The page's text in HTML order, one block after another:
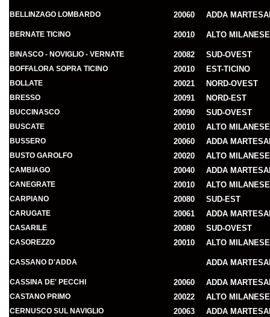
BELLINZAGO LOMBARDO 20060 ADDA
BERNATE TICINO 20010 ALTO MILANESE
BINASCO - NOVIGLIO - VERNATE 20082 SUD-OVEST
BOFFALORA SOPRA TICINO 20010 EST-TICINO
BOLLATE 20021 NORD-OVEST
BRESSO 20091 NORD-EST
BUCCINASCO 20090 SUD-OVEST
BUSCATE 20010 ALTO MILANESE
BUSSERO 20060 ADDA
BUSTO GAROLFO 20020 ALTO MILANESE
CAMBIAGO 20040 ADDA
CANEGRATE 20010 ALTO MILANESE
CARPIANO 20080 SUD-EST
CARUGATE 20061 ADDA
CASARILE 20080 SUD-OVEST
CASOREZZO 20010 ALTO MILANESE
CASSANO D'ADDA ADDA
CASSINA DE' PECCHI 20060 ADDA
CASTANO PRIMO 20022 ALTO MILANESE
CERNUSCO SUL NAVIGLIO 20063 ADDA